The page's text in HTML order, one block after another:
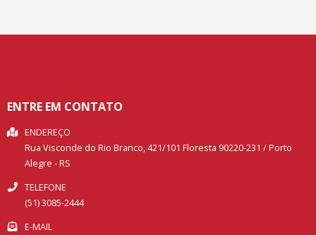
ENTRE EM CONTATO
ENDEREÇO
Rua Visconde do Rio Branco, 421/101 Floresta 90220-231 /Porto
Alegre - RS
TELEFONE
(51) 3085-2444
E-MAIL